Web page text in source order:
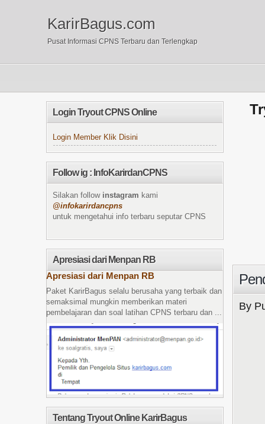
KarirBagus.com
Pusat Informasi CPNS Terbaru dan Terlengkap
By
Login Tryout CPNS Online
Login Member Klik Disini
Follow ig : InfoKarirdanCPNS
Silakan follow instagram kami
@infokarirdancpns
untuk mengetahui info terbaru seputar CPNS
Apresiasi dari Menpan RB
Apresiasi dari Menpan RB
Paket KarirBagus selalu berusaha yang terbaik dan
semaksimal mungkin memberikan materi
pembelajaran dan soal latihan CPNS terbaru dan ...
Tentang Tryout Online KarirBagus